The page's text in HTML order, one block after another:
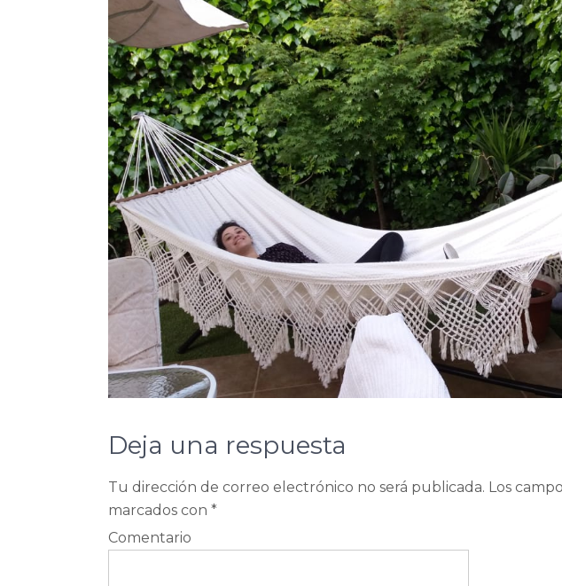
Deja una respuesta
Tu dirección de correo electrónico no será publicada. Los
marcados con *
Comentario